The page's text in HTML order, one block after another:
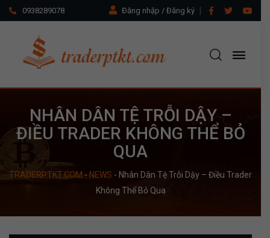
0938289078 Đăng nhập / Đăng ký
NHÂN DÂN TỆ TRỖI DẬY –
ĐIỀU TRADER KHÔNG THỂ BỎ
QUA
TRADERPTKT.COM - NEWS - Nhân Dân Tệ Trỗi Dậy – Điều Trader
Không Thể Bỏ Qua